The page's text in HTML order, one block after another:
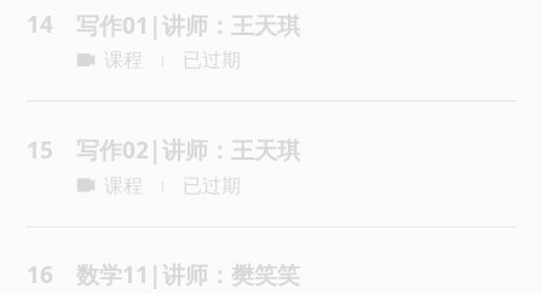
14 写作01|讲师：王天琪
课程 已过期
15 写作02|讲师：王天琪
课程 已过期
16 数学11|讲师：樊笑笑